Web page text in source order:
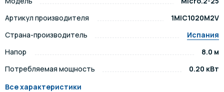
Артикул производителя
1MIC1020M2V
Страна-производитель
Испания
Напор
8.0 м
Потребляемая мощность
0.20 кВт
Все характеристики